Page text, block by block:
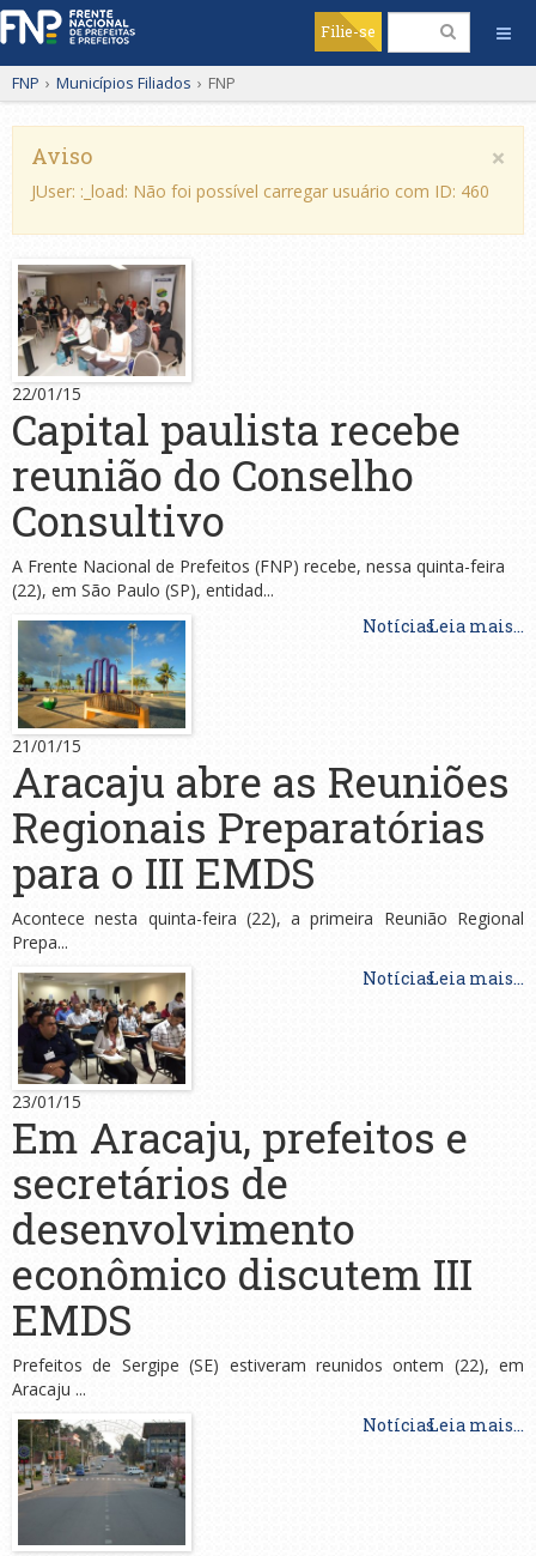
Filie-se
FNP › Municípios Filiados › FNP
×
Aviso
JUser: :_load: Não foi possível carregar usuário com ID: 460
22/01/15
Capital paulista recebe
reunião do Conselho
Consultivo
A Frente Nacional de Prefeitos (FNP) recebe, nessa quinta-feira
(22), em São Paulo (SP), entidad...
NotíciasLeia mais...
21/01/15
Aracaju abre as Reuniões
Regionais Preparatórias
para o III EMDS
Acontece nesta quinta-feira (22), a primeira Reunião Regional
Prepa...
NotíciasLeia mais...
23/01/15
Em Aracaju, prefeitos e
secretários de
desenvolvimento
econômico discutem III
EMDS
Prefeitos de Sergipe (SE) estiveram reunidos ontem (22), em
Aracaju ...
NotíciasLeia mais...